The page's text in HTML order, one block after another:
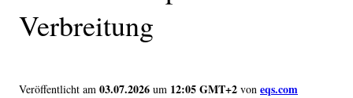
Verbreitung
Veröffentlicht am 03.07.2026 um 12:05 GMT+2 von eqs.com